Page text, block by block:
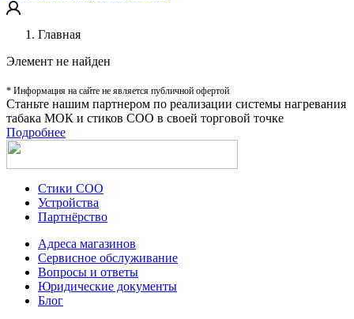
Главная
Элемент не найден
* Информация на сайте не является публичной офертой
Станьте нашим партнером по реализации системы нагревания
табака МОК и стиков СОО в своей торговой точке
Подробнее
Стики СОО
Устройства
Партнёрство
Адреса магазинов
Сервисное обслуживание
Вопросы и ответы
Юридические документы
Блог